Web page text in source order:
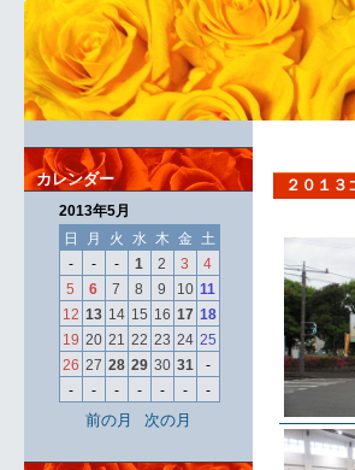
２０１
カレンダー
2013年5月
日
月 火 水 木 金 土
-
- - 1 2 3
4
5
6 7 8 9 10 11
12 13 14 15 16 17 18
19 20 21 22 23 24 25
26 27 28 29 30 31
-
-
- - - - - -
前の月 次の月